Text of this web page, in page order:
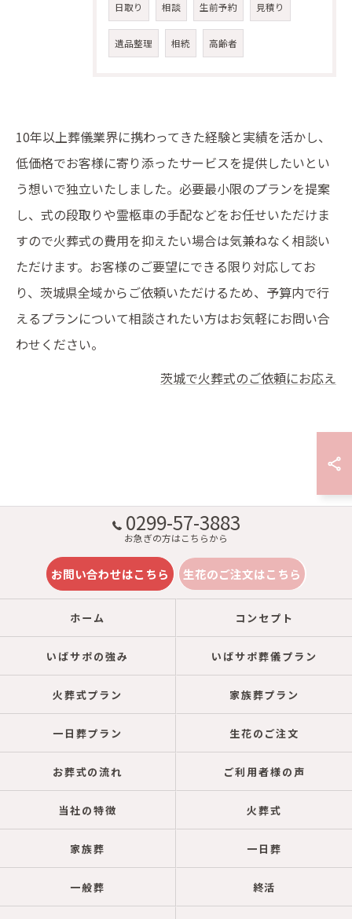
日取り 相談 生前予約 見積り
遺品整理 相続 高齢者
10年以上葬儀業界に携わってきた経験と実績を活かし、
低価格でお客様に寄り添ったサービスを提供したいとい
う想いで独立いたしました。必要最小限のプランを提案
し、式の段取りや霊柩車の手配などをお任せいただけま
すので火葬式の費用を抑えたい場合は気兼ねなく相談い
ただけます。お客様のご要望にできる限り対応してお
り、茨城県全域からご依頼いただけるため、予算内で行
えるプランについて相談されたい方はお気軽にお問い合
わせください。
茨城で火葬式のご依頼にお応え
0299-57-3883
お急ぎの方はこちらから
お問い合わせはこちら 生花のご注文はこちら
ホーム コンセプト
いばサポの強み いばサポ葬儀プラン
火葬式プラン 家族葬プラン
一日葬プラン 生花のご注文
お葬式の流れ ご利用者様の声
当社の特徴 火葬式
家族葬 一日葬
一般葬 終活